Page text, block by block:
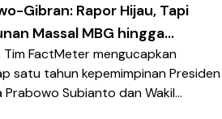
Gibran: Rapor Hijau, Tapi
Massal MBG hingga
Tim FactMeter mengucapkan
satu tahun kepemimpinan Presiden
Prabowo Subianto dan Wakil